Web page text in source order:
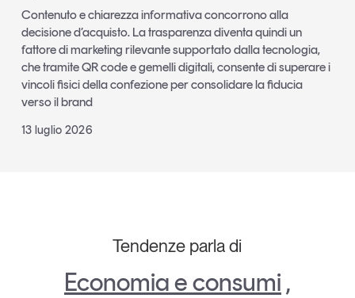
Contenuto e chiarezza informativa concorrono alla
decisione d’acquisto. La trasparenza diventa quindi un
fattore di marketing rilevante supportato dalla tecnologia,
che tramite QR code e gemelli digitali, consente di superare i
vincoli fisici della confezione per consolidare la fiducia
verso il brand
13 luglio 2026
Tendenze parla di
Economia e consumi ,